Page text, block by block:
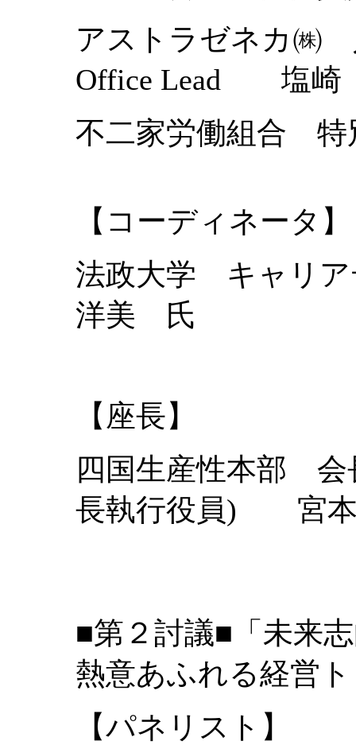
アストラゼネカ㈱
Office Lead 塩
不二家労働組合
【コーディネータ】
法政大学 キャリ
洋美 氏
【座長】
四国生産性本部 会
長執行役員) 宮
■第２討議■「未来
熱意あふれる経営
【パネリスト】